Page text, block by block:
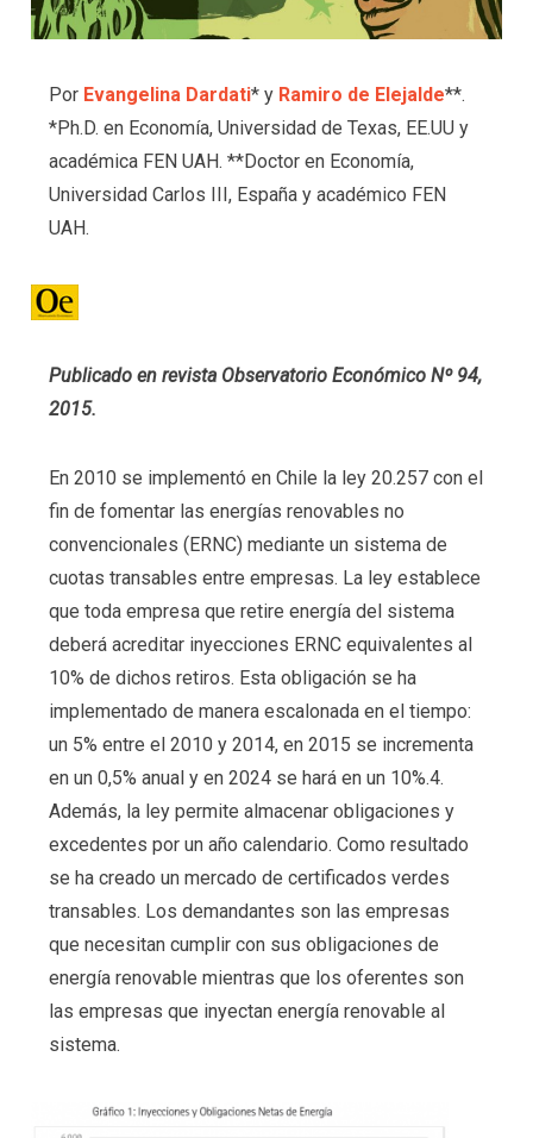
Por Evangelina Dardati* y Ramiro de Elejalde**.
*Ph.D. en Economía, Universidad de Texas, EE.UU y
académica FEN UAH. **Doctor en Economía,
Universidad Carlos III, España y académico FEN
UAH.
Publicado en revista Observatorio Económico Nº 94,
2015.
En 2010 se implementó en Chile la ley 20.257 con el
fin de fomentar las energías renovables no
convencionales (ERNC) mediante un sistema de
cuotas transables entre empresas. La ley establece
que toda empresa que retire energía del sistema
deberá acreditar inyecciones ERNC equivalentes al
10% de dichos retiros. Esta obligación se ha
implementado de manera escalonada en el tiempo:
un 5% entre el 2010 y 2014, en 2015 se incrementa
en un 0,5% anual y en 2024 se hará en un 10%.4.
Además, la ley permite almacenar obligaciones y
excedentes por un año calendario. Como resultado
se ha creado un mercado de certificados verdes
transables. Los demandantes son las empresas
que necesitan cumplir con sus obligaciones de
energía renovable mientras que los oferentes son
las empresas que inyectan energía renovable al
sistema.